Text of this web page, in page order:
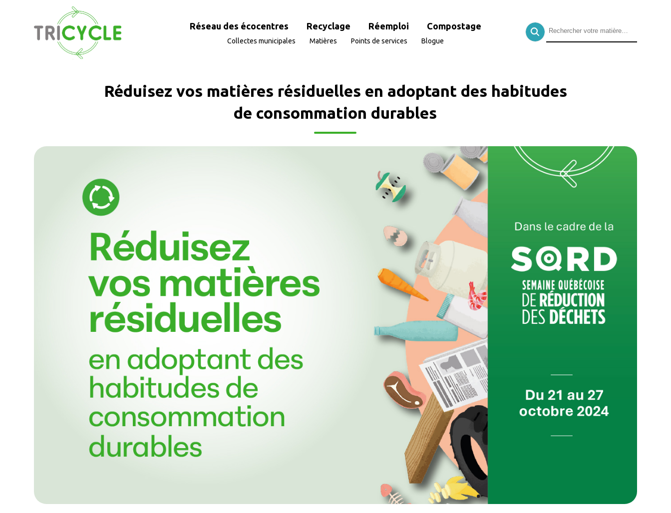
Réseau des écocentres Recyclage Réemploi Compostage
Collectes municipales Matières Points de services Blogue
Réduisez vos matières résiduelles en adoptant des habitudes
de consommation durables